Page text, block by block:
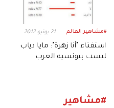
#مشاهير العالم 21 يونيو 2012
استفتاء "أنا زهرة": مايا دياب
ليست بيونسيه العرب
#مشاهير